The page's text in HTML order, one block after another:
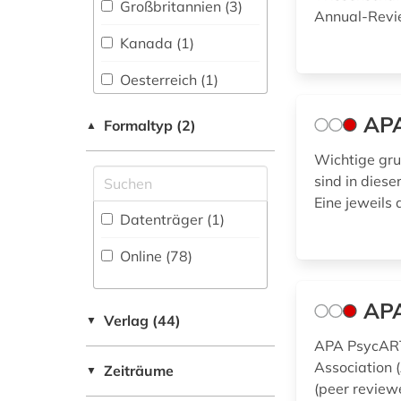
Musikwissenschaft
(25)
Natur- und
Umweltschutz (10)
Pädagogik (104)
Philosophie (56)
Physik (30)
(40)
Romanistik (26)
bibliographie (5)
bibliothek (1)
(1)
(2)
bioethik (1)
biographie (1)
biologie (8)
biomechanik (1)
biomedizin (2)
biowissenschaften
Großbritannien (3)
Kanada (1)
Oesterreich (1)
Schweiz (1)
USA (2)
▲ Formaltyp (2)
Datenträger (1)
Online (78)
▼ Verlag (44)
▼ Zeiträume
Annual-
Wichtige
sind in
Eine jeweils
APA
Association
(peer